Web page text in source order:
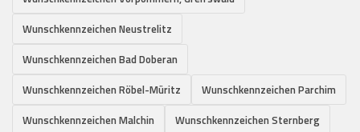
Wunschkennzeichen Neustrelitz
Wunschkennzeichen Bad Doberan
Wunschkennzeichen Röbel-Müritz
Wunschkennzeichen Parchim
Wunschkennzeichen Malchin
Wunschkennzeichen Sternberg